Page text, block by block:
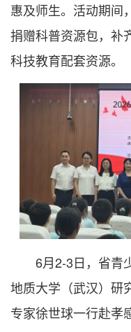
惠及师生。活动期间
捐赠科普资源包，补
科技教育配套资源。
6月2-3日，省青
地质大学（武汉）研
专家徐世球一行赴孝